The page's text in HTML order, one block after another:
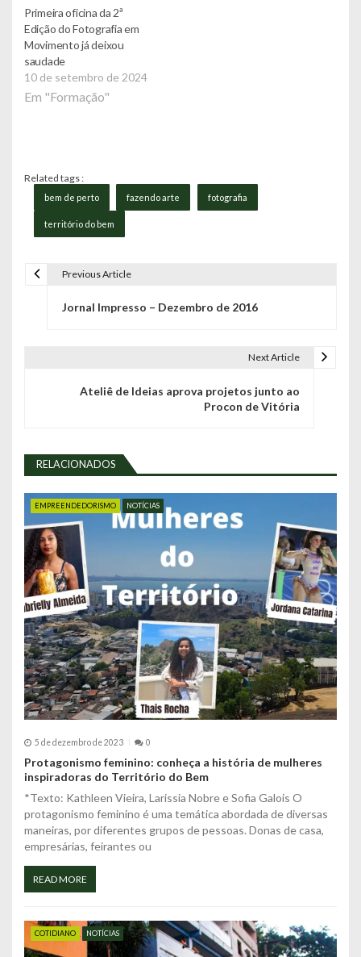
Primeira oficina da 2ª
Edição do Fotografia em
Movimento já deixou
saudade
10 de setembro de 2024
Em "Formação"
Related tags :
bem de perto fazendo arte fotografia
território do bem
ç
ã
o
d
e
P
o
s
t
Previous Article
Jornal Impresso – Dezembro de 2016
Next Article
Ateliê de Ideias aprova projetos junto ao
Procon de Vitória
RELACIONADOS
EMPREENDEDORISMO NOTÍCIAS
5 de dezembro de 2023 0
Protagonismo feminino: conheça a história de mulheres
inspiradoras do Território do Bem
*Texto: Kathleen Vieira, Larissia Nobre e Sofia Galois O
protagonismo feminino é uma temática abordada de diversas
maneiras, por diferentes grupos de pessoas. Donas de casa,
empresárias, feirantes ou
READ MORE
COTIDIANO NOTÍCIAS